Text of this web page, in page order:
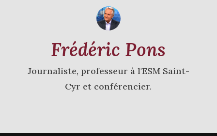
Frédéric Pons
Journaliste, professeur à l'ESM Saint-
Cyr et conférencier.